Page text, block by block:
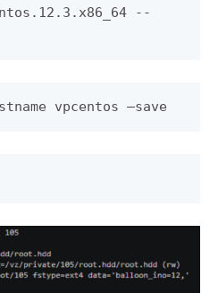
--
vpcentos –save